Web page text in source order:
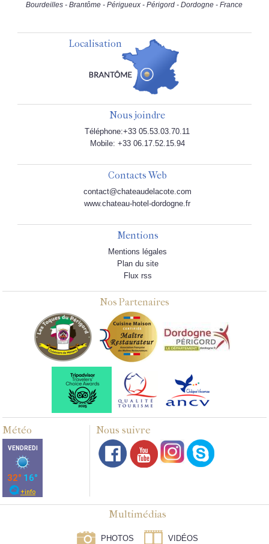
Bourdeilles - Brantôme - Périgueux - Périgord - Dordogne - France
Localisation
Nous joindre
Téléphone:+33 05.53.03.70.11
Mobile: +33 06.17.52.15.94
Contacts Web
contact@chateaudelacote.com
www.chateau-hotel-dordogne.fr
Mentions
Mentions légales
Plan du site
Flux rss
Nos Partenaires
Météo Nous suivre
Multimédias
PHOTOS VIDÉOS